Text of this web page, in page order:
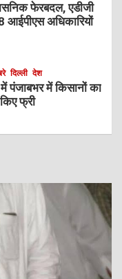
फेरबदल, एडीजी
अधिकारियों
दिल्ली देश
पंजाबभर में किसानों का
फ्री